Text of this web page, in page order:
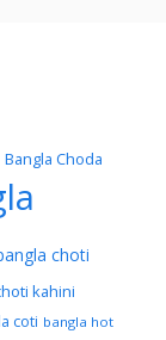
Bangla Choda
choti
kahini
coti bangla hot